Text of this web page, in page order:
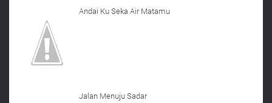
Andai Ku Seka Air Matamu
Jalan Menuju Sadar